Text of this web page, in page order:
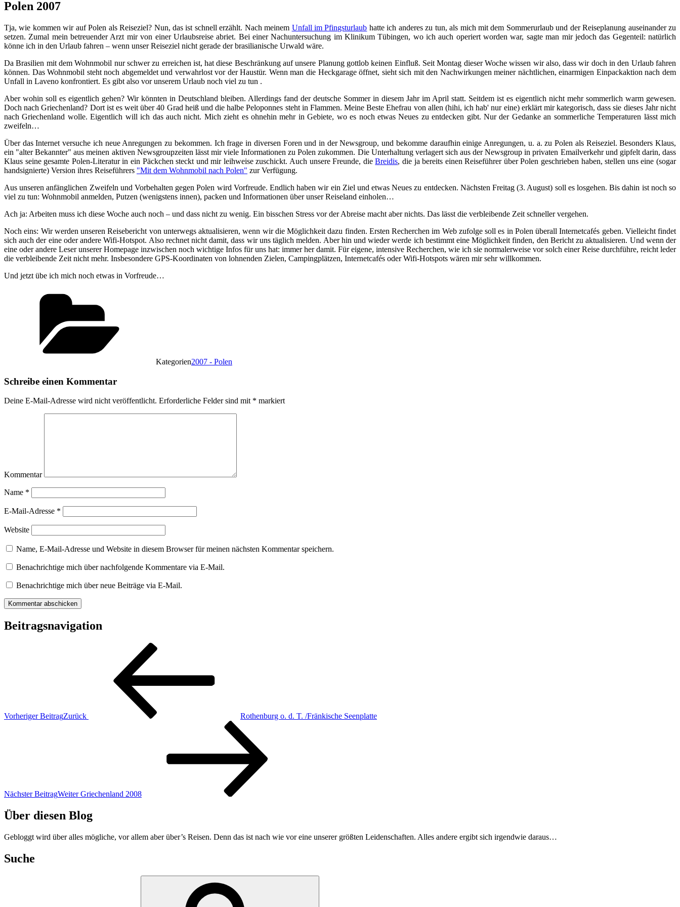
Polen 2007
Tja, wie kommen wir auf Polen als Reiseziel? Nun, das ist schnell erzählt. Nach meinem Unfall im Pfingsturlaub hatte ich anderes zu tun, als mich mit dem Sommerurlaub und der Reiseplanung auseinander zu
setzen. Zumal mein betreuender Arzt mir von einer Urlaubsreise abriet. Bei einer Nachuntersuchung im Klinikum Tübingen, wo ich auch operiert worden war, sagte man mir jedoch das Gegenteil: natürlich
könne ich in den Urlaub fahren – wenn unser Reiseziel nicht gerade der brasilianische Urwald wäre.
Da Brasilien mit dem Wohnmobil nur schwer zu erreichen ist, hat diese Beschränkung auf unsere Planung gottlob keinen Einfluß. Seit Montag dieser Woche wissen wir also, dass wir doch in den Urlaub fahren
können. Das Wohnmobil steht noch abgemeldet und verwahrlost vor der Haustür. Wenn man die Heckgarage öffnet, sieht sich mit den Nachwirkungen meiner nächtlichen, einarmigen Einpackaktion nach dem
Unfall in Laveno konfrontiert. Es gibt also vor unserem Urlaub noch viel zu tun .
Aber wohin soll es eigentlich gehen? Wir könnten in Deutschland bleiben. Allerdings fand der deutsche Sommer in diesem Jahr im April statt. Seitdem ist es eigentlich nicht mehr sommerlich warm gewesen.
Doch nach Griechenland? Dort ist es weit über 40 Grad heiß und die halbe Peloponnes steht in Flammen. Meine Beste Ehefrau von allen (hihi, ich hab' nur eine) erklärt mir kategorisch, dass sie dieses Jahr nicht
nach Griechenland wolle. Eigentlich will ich das auch nicht. Mich zieht es ohnehin mehr in Gebiete, wo es noch etwas Neues zu entdecken gibt. Nur der Gedanke an sommerliche Temperaturen lässt mich
zweifeln…
Über das Internet versuche ich neue Anregungen zu bekommen. Ich frage in diversen Foren und in der Newsgroup, und bekomme daraufhin einige Anregungen, u. a. zu Polen als Reiseziel. Besonders Klaus,
ein "alter Bekannter" aus meinen aktiven Newsgroupzeiten lässt mir viele Informationen zu Polen zukommen. Die Unterhaltung verlagert sich aus der Newsgroup in privaten Emailverkehr und gipfelt darin, dass
Klaus seine gesamte Polen-Literatur in ein Päckchen steckt und mir leihweise zuschickt. Auch unsere Freunde, dieBreidis, die ja bereits einen Reiseführer über Polen geschrieben haben, stellen uns eine (sogar
handsignierte) Version ihres Reiseführers "Mit dem Wohnmobil nach Polen" zur Verfügung.
Aus unseren anfänglichen Zweifeln und Vorbehalten gegen Polen wird Vorfreude. Endlich haben wir ein Ziel und etwas Neues zu entdecken. Nächsten Freitag (3. August) soll es losgehen. Bis dahin ist noch so
viel zu tun: Wohnmobil anmelden, Putzen (wenigstens innen), packen und Informationen über unser Reiseland einholen…
Ach ja: Arbeiten muss ich diese Woche auch noch – und dass nicht zu wenig. Ein bisschen Stress vor der Abreise macht aber nichts. Das lässt die verbleibende Zeit schneller vergehen.
Noch eins: Wir werden unseren Reisebericht von unterwegs aktualisieren, wenn wir die Möglichkeit dazu finden. Ersten Recherchen im Web zufolge soll es in Polen überall Internetcafés geben. Vielleicht findet
sich auch der eine oder andere Wifi-Hotspot. Also rechnet nicht damit, dass wir uns täglich melden. Aber hin und wieder werde ich bestimmt eine Möglichkeit finden, den Bericht zu aktualisieren. Und wenn der
eine oder andere Leser unserer Homepage inzwischen noch wichtige Infos für uns hat: immer her damit. Für eigene, intensive Recherchen, wie ich sie normalerweise vor solch einer Reise durchführe, reicht leder
die verbleibende Zeit nicht mehr. Insbesondere GPS-Koordinaten von lohnenden Zielen, Campingplätzen, Internetcafés oder Wifi-Hotspots wären mir sehr willkommen.
Und jetzt übe ich mich noch etwas in Vorfreude…
Kategorien2007 - Polen
Schreibe einen Kommentar
Deine E-Mail-Adresse wird nicht veröffentlicht. Erforderliche Felder sind mit * markiert
Kommentar
Name *
E-Mail-Adresse *
Website
Name, E-Mail-Adresse und Website in diesem Browser für meinen nächsten Kommentar speichern.
Benachrichtige mich über nachfolgende Kommentare via E-Mail.
Benachrichtige mich über neue Beiträge via E-Mail.
Beitragsnavigation
Vorheriger BeitragZurück Rothenburg o. d. T. /Fränkische Seenplatte
Nächster BeitragWeiter Griechenland 2008
Über diesen Blog
Gebloggt wird über alles mögliche, vor allem aber über’s Reisen. Denn das ist nach wie vor eine unserer größten Leidenschaften. Alles andere ergibt sich irgendwie daraus…
Suche